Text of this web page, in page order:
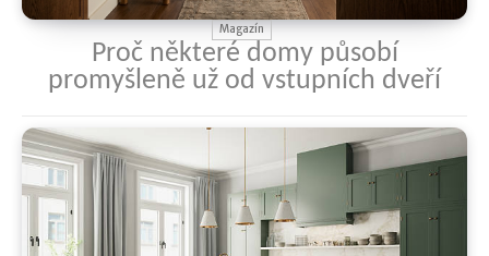
Magazín
Proč některé domy působí
promyšleně už od vstupních dveří